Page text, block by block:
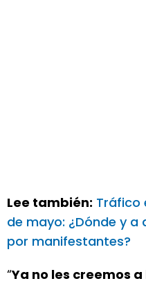
Lee también: Tráfico
de mayo: ¿Dónde y
por manifestantes?
“Ya no les creemos